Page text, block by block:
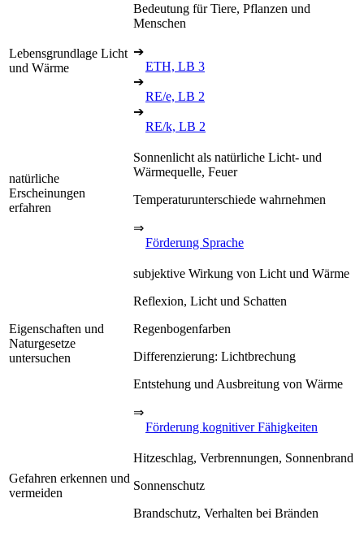
Lebensgrundlage Licht
und Wärme
Bedeutung für Tiere, Pflanzen und
Menschen
➔
ETH, LB 3
➔
RE/e, LB 2
➔
RE/k, LB 2
natürliche
Erscheinungen
erfahren
Sonnenlicht als natürliche Licht- und
Wärmequelle, Feuer
Temperaturunterschiede wahrnehmen
⇒
Förderung Sprache
Eigenschaften und
Naturgesetze
untersuchen
subjektive Wirkung von Licht und Wärme
Reflexion, Licht und Schatten
Regenbogenfarben
Differenzierung: Lichtbrechung
Entstehung und Ausbreitung von Wärme
⇒
Förderung kognitiver Fähigkeiten
Gefahren erkennen und
vermeiden
Hitzeschlag, Verbrennungen, Sonnenbrand
Sonnenschutz
Brandschutz, Verhalten bei Bränden